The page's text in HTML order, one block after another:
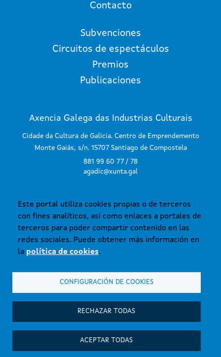
Este portal utiliza cookies propias o de terceros
con fines analíticos, así como enlaces a portales de
terceros para poder compartir contenido en las
redes sociales. Puede obtener más información en
la política de cookies.
CONFIGURACIÓN DE COOKIES
RECHAZAR TODAS
ACEPTAR TODAS
Contacto
Subvenciones
Circuitos de espectáculos
Premios
Publicaciones
Axencia Galega das Industrias Culturais
Cidade da Cultura de Galicia. Centro de Emprendemento
Monte Gaiás, s/n. 15707 Santiago de Compostela
881 99 60 77 / 78
agadic@xunta.gal
SUSCRÍBETE AL BOLETÍN
© Xunta de Galicia. Información mantenida y publicada en internet por la
Axencia Galega das Industrias Culturais.
Aviso legal